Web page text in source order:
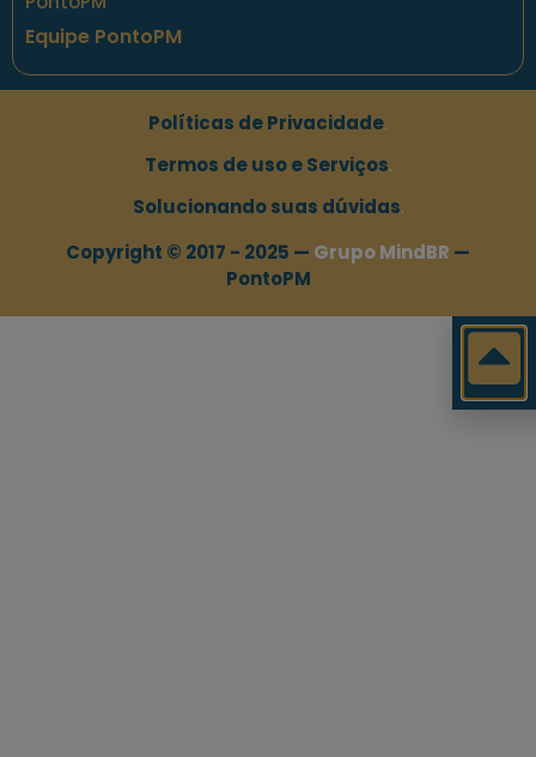
Equipe PontoPM
Políticas de Privacidade.
Termos de uso e Serviços.
Solucionando suas dúvidas.
Copyright © 2017 - 2025 — Grupo MindBR —
PontoPM